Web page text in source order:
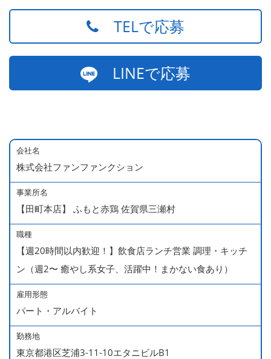
TELで応募
LINEで応募
会社名
株式会社ファンファンクション
事業所名
【田町本店】 ふもと赤鶏 佐賀県三瀬村
職種
【週20時間以内歓迎！】飲食店ランチ営業 調理・キッチ
ン（週2〜 癒やし系女子、活躍中！まかない食あり）
雇用形態
パート・アルバイト
勤務地
東京都港区芝浦3-11-10エタニビルB1